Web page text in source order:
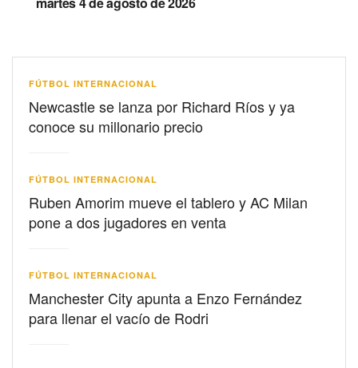
FÚTBOL INTERNACIONAL
Newcastle se lanza por Richard Ríos y ya
conoce su millonario precio
FÚTBOL INTERNACIONAL
Ruben Amorim mueve el tablero y AC Milan
pone a dos jugadores en venta
FÚTBOL INTERNACIONAL
Manchester City apunta a Enzo Fernández
para llenar el vacío de Rodri